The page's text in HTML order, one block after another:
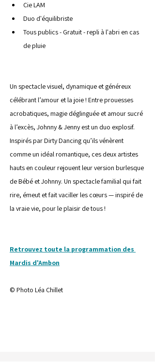
Cie LAM
Duo d'équilibriste
Tous publics - Gratuit - repli à l'abri en cas
de pluie
Un spectacle visuel, dynamique et généreux
célébrant l’amour et la joie ! Entre prouesses
acrobatiques, magie déglinguée et amour sucré
à l’excès, Johnny & Jenny est un duo explosif.
Inspirés par Dirty Dancing qu’ils vénèrent
comme un idéal romantique, ces deux artistes
hauts en couleur rejouent leur version burlesque
de Bébé et Johnny. Un spectacle familial qui fait
rire, émeut et fait vaciller les cœurs — inspiré de
la vraie vie, pour le plaisir de tous !
Retrouvez toute la programmation des
Mardis d'Ambon
© Photo Léa Chillet